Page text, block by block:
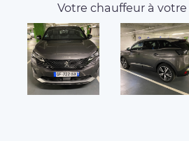
Votre chauffeur à